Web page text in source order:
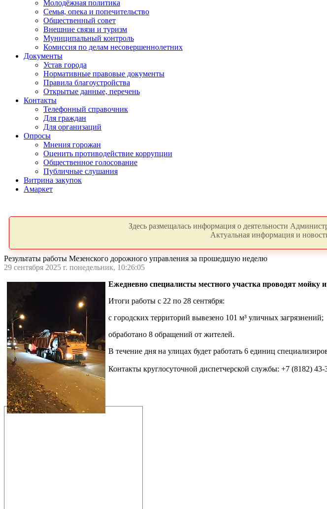
Молодёжная политика
Семья, опека и попечительство
Общественный совет
Внешние связи и туризм
Муниципальный контроль
Комиссия по делам несовершеннолетних
Документы
Устав города
Нормативные правовые документы
Правила благоустройства
Открытые данные, перечень
Контакты
Телефонный справочник
Для граждан
Для организаций
Опросы
Мнения горожан
Оценить противодействие коррупции
Общественное голосование
Публичные слушания
Витрина закупок
Амаркет
Здесь размещалась информация о деятельности
Актуальная информация и
Результаты работы Мезенского дорожного управления за прошедшую неделю
29 сентября 2025 г. понедельник, 10:26:05
Ежедневно специалисты местного участка проводят мойку
Итоги работы с 22 по 28 сентября:
с городских территорий вывезено 101 м³ уличных загрязнений;
обработано 8 обращений от жителей.
В течение дня на улицах будет работать 6 единиц
Контакты круглосуточной диспетчерской службы: +7 (8182) 43-